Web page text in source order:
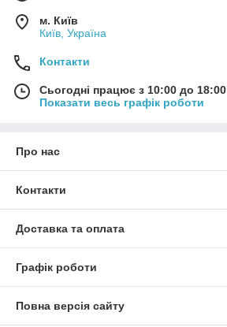
м. Київ
Київ, Україна
Контакти
Сьогодні працює з 10:00 до 18:00
Показати весь графік роботи
Про нас
Контакти
Доставка та оплата
Графік роботи
Повна версія сайту